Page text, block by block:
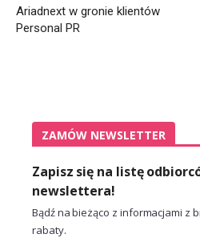
Ariadnext w gronie klientów
Personal PR
ZAMÓW NEWSLETTER
Zapisz się na listę
newslettera!
Bądź na bieżąco z informacjami z
rabaty.